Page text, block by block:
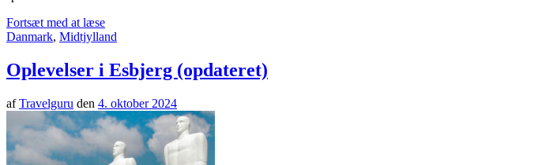
Fortsæt med at læse
Danmark, Midtjylland
Oplevelser i Esbjerg (opdateret)
afTravelguru den 4. oktober 2024